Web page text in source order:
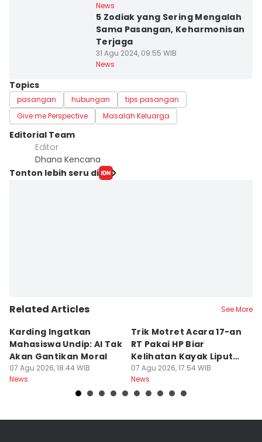
News
5 Zodiak yang Sering Mengalah
Sama Pasangan, Keharmonisan
Terjaga
31 Agu 2024, 09:55 WIB
News
Topics
pasangan hubungan
tips pasangan
Give me Perspective
Masalah Keluarga
Editorial Team
Editor
Dhana Kencana
Tonton lebih seru di
Related Articles See More
Karding Ingatkan
Mahasiswa Undip: AI Tak
Akan Gantikan Moral
07 Agu 2026, 18:44 WIB
News
Trik Motret Acara 17-an
RT Pakai HP Biar
Kelihatan Kayak Liputan
Festival Nasional
07 Agu 2026, 17:54 WIB
News